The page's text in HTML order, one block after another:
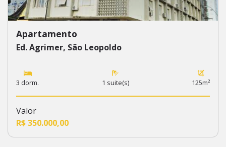
Apartamento
Ed. Agrimer, São Leopoldo
3 dorm. 1 suite(s) 125m²
Valor
R$ 350.000,00